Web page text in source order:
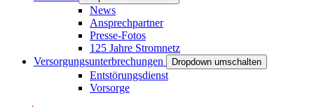
News
Ansprechpartner
Presse-Fotos
125 Jahre Stromnetz
Versorgungsunterbrechungen
Dropdown umschalten
Entstörungsdienst
Vorsorge